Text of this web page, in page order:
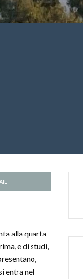
alla quarta
e di studi,
entra nel